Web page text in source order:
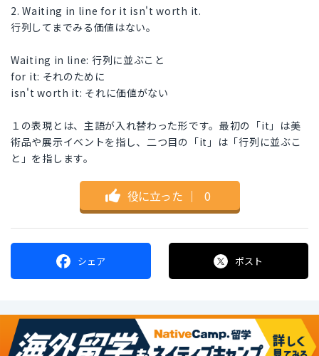
2. Waiting in line for it isn't worth it.
行列してまでみる価値はない。
Waiting in line: 行列に並ぶこと
for it: それのために
isn't worth it: それに価値がない
１の表現とは、主語が入れ替わった形です。最初の「it」は美
術品や展示イベントを指し、二つ目の「it」は「行列に並ぶこ
と」を指します。
役に立った ｜ 0
シェア ポスト